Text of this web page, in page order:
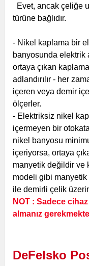
Evet, ancak çeliğe
türüne bağlıdır.
‍- Nikel kaplama bir
banyosunda elektrik
ortaya çıkan
adlandırılır - her
içeren veya demir
ölçerler.
- Elektriksiz nikel
içermeyen bir
nikel banyosu
içeriyorsa, ortaya
manyetik değildir ve
modeli gibi manyetik
ile demirli çelik
NOT : Sadece
almanız
DeFelsko